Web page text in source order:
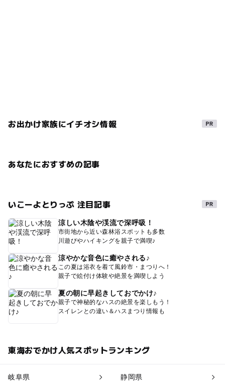
お出かけ家族にイチオシ情報
あなたにおすすめの記事
いこーよとりっぷ 注目記事
涼しい木陰や渓流で深呼吸！
市街地から近い森林浴スポットも多数
川遊びやハイキングを親子で満喫♪
涼やかな音色に癒やされる♪
この夏は浴衣を着て風鈴市・まつりへ！
親子で絵付け体験や絶景を満喫しよう
夏の朝に早起きしておでかけ♪
親子で神秘的なハスの絶景を楽しもう！
スイレンとの違い＆ハスまつり情報も
東海おでかけ人気スポットランキング
岐阜県 静岡県